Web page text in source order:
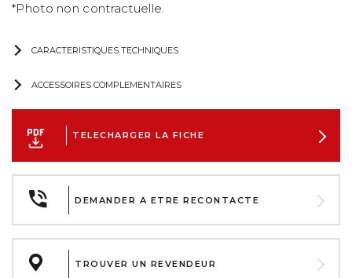
*Photo non contractuelle.
CARACTERISTIQUES TECHNIQUES
ACCESSOIRES COMPLEMENTAIRES
TELECHARGER LA FICHE
DEMANDER A ETRE RECONTACTE
TROUVER UN REVENDEUR